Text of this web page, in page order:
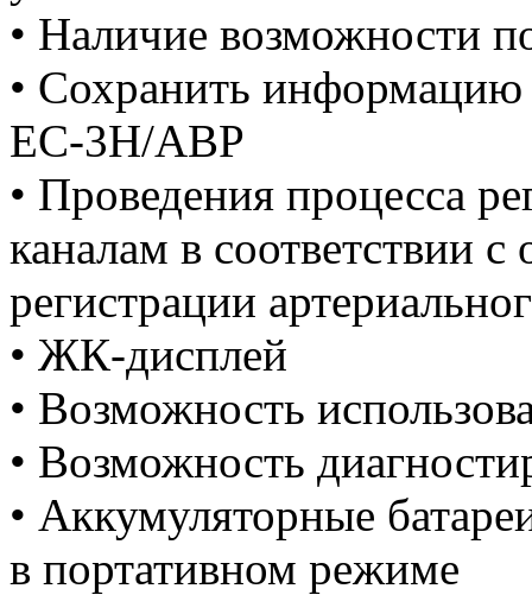
• Наличие возможности
• Сохранить
ЕС-3Н/ABP
• Проведения процесса
каналам в соответствии
регистрации
• ЖК-дисплей
• Возможность
• Возможность
• Аккумуляторные
в портативном режиме